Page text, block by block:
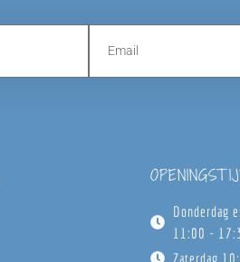
Donderdag
11:00 -
Zaterdag